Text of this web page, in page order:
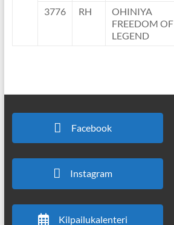
3776
RH
OHINIYA
FREEDOM OF
LEGEND
Facebook
Instagram
Kilpailukalenteri